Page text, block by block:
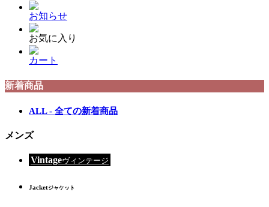
お知らせ
お気に入り
カート
新着商品
ALL - 全ての新着商品
メンズ
Vintageヴィンテージ
Jacketジャケット